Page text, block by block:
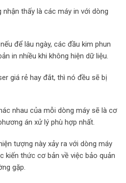
thấy là các máy in với dòng
để lâu ngày, các đầu kim phun
in nhiều khi không hiện dữ liệu.
giá rẻ hay đắt, thì nó đều sẽ bị
nhau của mỗi dòng máy sẽ là cơ
án xử lý phù hợp nhất.
tượng này xảy ra với dòng máy
kiến thức cơ bản về việc bảo quản
gặp.